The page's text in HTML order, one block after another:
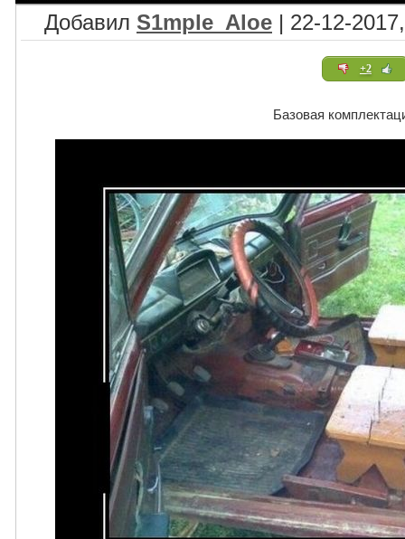
Добавил S1mple_Aloe | 22-12-
+2
Базовая